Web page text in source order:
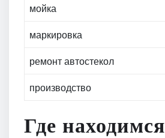
мойка
маркировка
ремонт автостекол
производство
Где находимся